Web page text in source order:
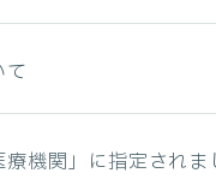
て
機関」に指定されま